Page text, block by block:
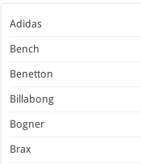
Adidas
Bench
Benetton
Billabong
Bogner
Brax